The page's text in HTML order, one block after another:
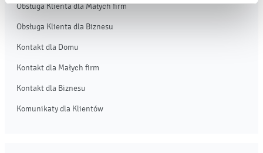
Obsługa Klienta dla Małych firm
Obsługa Klienta dla Biznesu
Kontakt dla Domu
Kontakt dla Małych firm
Kontakt dla Biznesu
Komunikaty dla Klientów